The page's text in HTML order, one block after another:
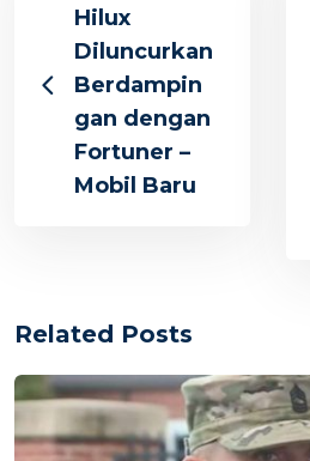
Hilux
Diluncurkan
Berdampin
gan dengan
Fortuner –
Mobil Baru
Related Posts